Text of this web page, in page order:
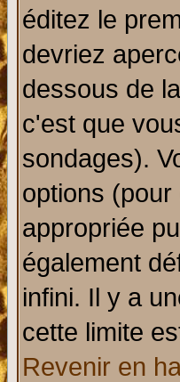
éditez le
devriez
dessous de
c'est que
sondages).
options
appropriée
également
infini. Il y a
cette limite
Revenir en